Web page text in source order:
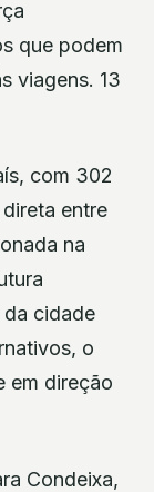
que podem
viagens. 13
com 302
entre
na
da cidade
o
em direção
Condeixa,